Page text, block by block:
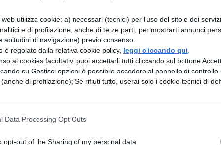
utilizza cookie: a) necessari (tecnici) per l'uso del sito e dei
e di profilazione, anche di terze parti, per mostrarti annunci
abitudini di navigazione) previo consenso.
è regolato dalla relativa cookie policy, leggi cliccando qui
ai cookies facoltativi puoi accettarli tutti cliccando sul bottone
su Gestisci opzioni è possibile accedere al pannello di controllo
di profilazione); Se rifiuti tutto, userai solo i cookie tecnici di
Data Processing Opt Outs
opt-out of the Sharing of my personal data.
di fede. Per cogliere quest’ultimo ò
sia animato da un’attiva precomprensione
rende muto il rapporto e impossibile la
e la risposta dei testi: ” la demitizzazione
del mito, cioò quella di parlare
fondata e limitata da una potenza dell’aldilà
ò percepibile dal pensiero oggettivamente.
ò una critica dell’immagine del mondo
essa nasconde la vera intenzione del mito